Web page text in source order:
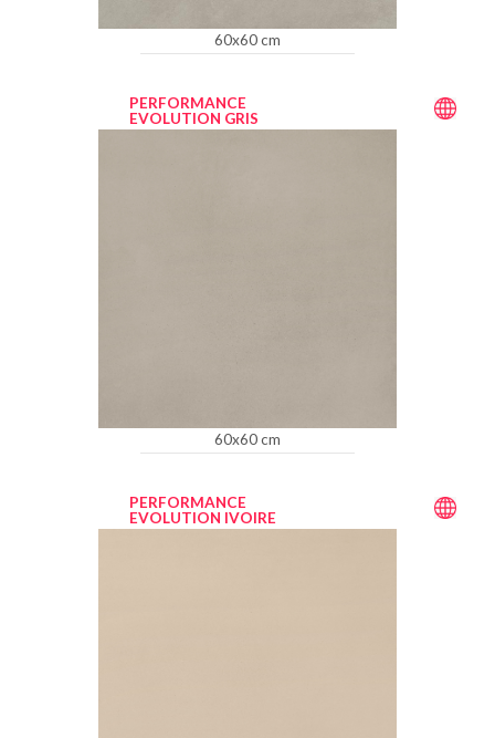
60x60 cm
PERFORMANCE
EVOLUTION GRIS
60x60 cm
PERFORMANCE
EVOLUTION IVOIRE